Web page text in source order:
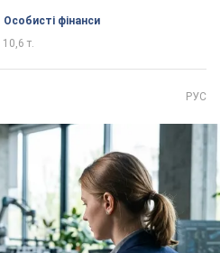
Особисті фінанси
10,6 т.
РУС